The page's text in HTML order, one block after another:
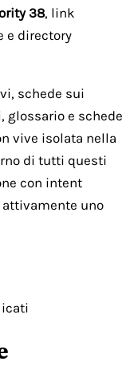
38, link
e directory
schede sui
e schede
vive isolata nella
di tutti questi
con intent
uno